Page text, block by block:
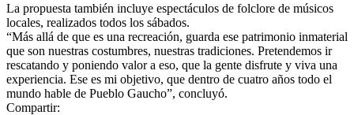
La propuesta también incluye espectáculos de folclore de músicos
locales, realizados todos los sábados.
“Más allá de que es una recreación, guarda ese patrimonio inmaterial
que son nuestras costumbres, nuestras tradiciones. Pretendemos ir
rescatando y poniendo valor a eso, que la gente disfrute y viva una
experiencia. Ese es mi objetivo, que dentro de cuatro años todo el
mundo hable de Pueblo Gaucho”, concluyó.
Compartir: